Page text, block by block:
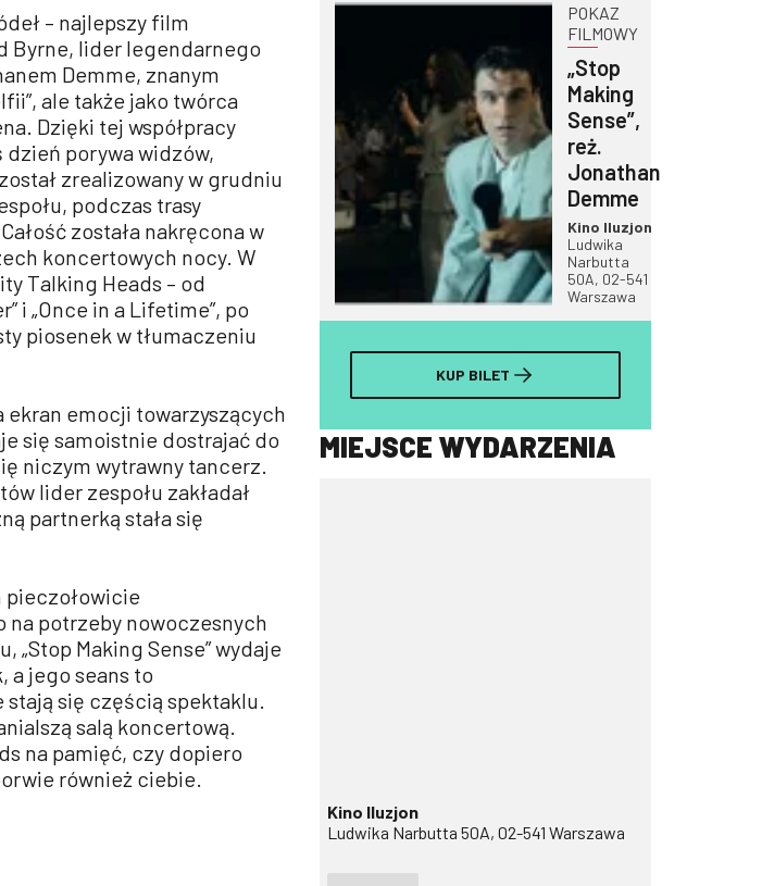
– najlepszy film
Byrne, lider legendarnego
Demme, znanym
ale także jako twórca
Dzięki tej współpracy
dzień porywa widzów,
zrealizowany w grudniu
podczas trasy
została nakręcona w
koncertowych nocy. W
Talking Heads – od
i „Once in a Lifetime”, po
piosenek w tłumaczeniu
ekran emocji towarzyszących
się samoistnie dostrajać do
niczym wytrawny tancerz.
lider zespołu zakładał
partnerką stała się
pieczołowicie
na potrzeby nowoczesnych
„Stop Making Sense” wydaje
a jego seans to
się częścią spektaklu.
salą koncertową.
na pamięć, czy dopiero
również ciebie.
POKAZ
FILMOWY
„Stop
Making
Sense”,
reż.
Jonathan
Demme
Kino Iluzjon
Ludwika
Narbutta
50A, 02-541
Warszawa
KUP BILET
MIEJSCE WYDARZENIA
Kino Iluzjon
Ludwika Narbutta 50A, 02-541 Warszawa